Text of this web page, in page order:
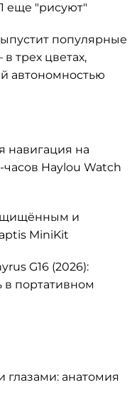
еще "рисуют"
популярные
трех цветах,
автономностью
навигация на
часов Haylou Watch
и
MiniKit
G16 (2026):
портативном
глазами: анатомия